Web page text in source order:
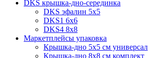
DKS крышка-дно-серединка
DKS эфалин 5x5
DKS1 6x6
DKS4 8x8
Маркетплейсы упаковка
Крышка-дно 5x5 см универсал
Крышка-дно 8x8 см комплект